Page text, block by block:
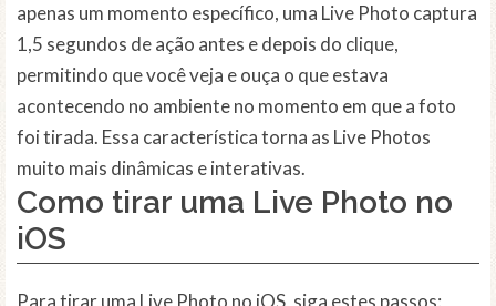
apenas um momento específico, uma Live Photo captura
1,5 segundos de ação antes e depois do clique,
permitindo que você veja e ouça o que estava
acontecendo no ambiente no momento em que a foto
foi tirada. Essa característica torna as Live Photos
muito mais dinâmicas e interativas.
Como tirar uma Live Photo no
iOS
Para tirar uma Live Photo no iOS, siga estes passos: